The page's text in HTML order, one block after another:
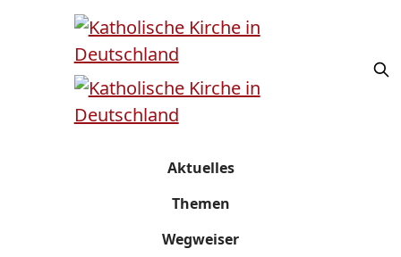
Aktuelles
Themen
Wegweiser